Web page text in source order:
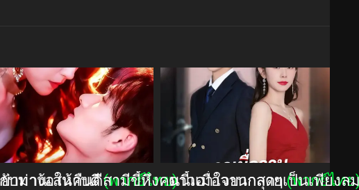
บท่านเสนาบดี(พากย์ไทย)
ามาง้อให้คืนดีสามีขี้หึงคนนี้เอาใจยากสุดๆ(พากย์ไทย
ดาวเมื่อวานกลายเป็นเพียงล